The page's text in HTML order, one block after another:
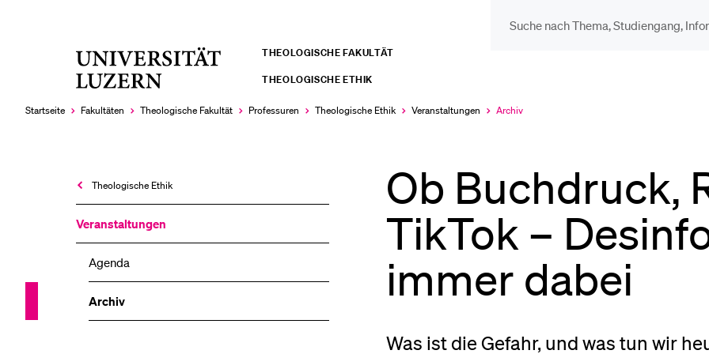
Universität
Luzern
THEOLOGISCHE FAKULTÄT
THEOLOGISCHE ETHIK
Startseite Fakultäten Theologische Fakultät Professuren Theologische Ethik Veranstaltungen
Aktuell
Archiv
Theologische Ethik
Veranstaltungen
Agenda
Archiv
Ob Buchdruck,
TikTok –
immer dabei
Was ist die Gefahr, und was tun wir
LETZTE SUCHEN
Schulklassen und
Studien­interessierte
Studierende